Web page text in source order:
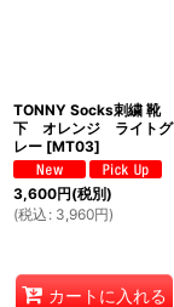
TONNY Socks刺繍 靴
下 オレンジ ライトグ
レー [MT03]
3,600円(税別)
(税込 : 3,960円)
カートに入れる